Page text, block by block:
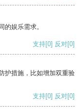
的娱乐需求。
支持[0] 反对[0]
护措施，比如增加双重验
支持[0] 反对[0]